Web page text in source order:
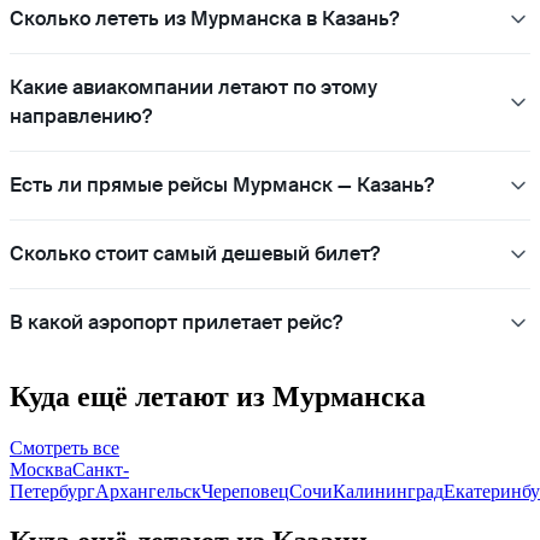
Сколько лететь из Мурманска в Казань?
Какие авиакомпании летают по этому
направлению?
Есть ли прямые рейсы Мурманск — Казань?
Сколько стоит самый дешевый билет?
В какой аэропорт прилетает рейс?
Куда ещё летают из Мурманска
Смотреть все
МоскваСанкт-
ПетербургАрхангельскЧереповецСочиКалининград